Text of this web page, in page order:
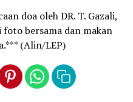
doa oleh DR. T. Gazali,
bersama dan makan
(Alin/LEP)